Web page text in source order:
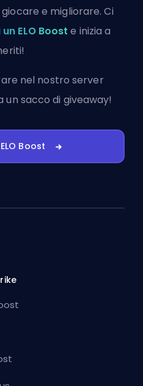
e migliorare. Ci
ELO Boost e inizia a
nel nostro server
sacco di giveaway!
Boost